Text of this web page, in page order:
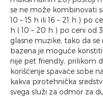
se ne može kombinovati
10 – 15 h ili 16 – 21 h ) po
h ( 10 – 20 h ) po ceni od
glasne muzike, tako da
bazena je moguće
nije pet friendly, prilikom
korišćenje spavaće sobe
kakva pirotehnička
svega služi za odmor za